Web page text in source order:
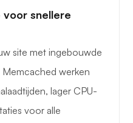
snellere
site met ingebouwde
Memcached werken
lager CPU-
voor alle